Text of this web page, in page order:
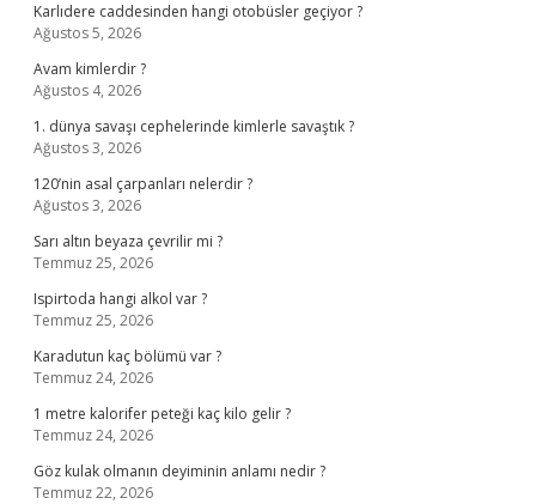
Karlıdere caddesinden hangi otobüsler geçiyor ?
Ağustos 5, 2026
Avam kimlerdir ?
Ağustos 4, 2026
1. dünya savaşı cephelerinde kimlerle savaştık ?
Ağustos 3, 2026
120’nin asal çarpanları nelerdir ?
Ağustos 3, 2026
Sarı altın beyaza çevrilir mi ?
Temmuz 25, 2026
Ispirtoda hangi alkol var ?
Temmuz 25, 2026
Karadutun kaç bölümü var ?
Temmuz 24, 2026
1 metre kalorifer peteği kaç kilo gelir ?
Temmuz 24, 2026
Göz kulak olmanın deyiminin anlamı nedir ?
Temmuz 22, 2026